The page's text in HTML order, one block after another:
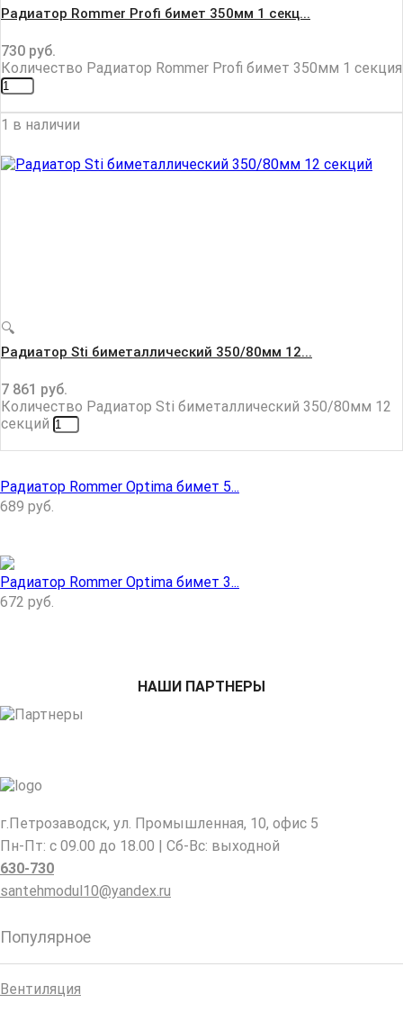
Радиатор Rommer Profi бимет 350мм 1 секц...
730 руб.
Количество Радиатор Rommer Profi бимет 350мм 1 секция
1 в наличии
🔍
Радиатор Sti биметаллический 350/80мм 12...
7 861 руб.
Количество Радиатор Sti биметаллический 350/80мм 12
секций
Радиатор Rommer Optima бимет 5...
689 руб.
Радиатор Rommer Optima бимет 3...
672 руб.
НАШИ ПАРТНЕРЫ
г.Петрозаводск, ул. Промышленная, 10, офис 5
Пн-Пт: с 09.00 до 18.00 | Сб-Вс: выходной
630-730
santehmodul10@yandex.ru
Популярное
Вентиляция